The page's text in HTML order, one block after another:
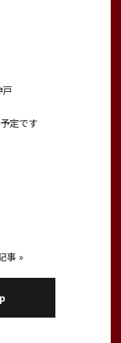
定です
事 »